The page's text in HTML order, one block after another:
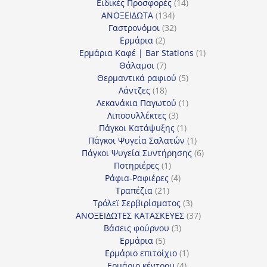
Ειδικές Προσφορές 14
ΑΝΟΞΕΙΔΩΤΑ 134134
προϊόντα
Γαστρονόμοι 3232
Ερμάρια 22
προϊόντα
Ερμάρια Καφέ | Bar Stations 11
Θάλαμοι 77
προϊόντα
Θερμαντικά ραφιού 55
Λάντζες 1818
προϊόντα
Λεκανάκια Παγωτού 11
Λιποσυλλέκτες 33
προϊόντα
Πάγκοι Κατάψυξης 11
προϊόν
Πάγκοι Ψυγεία Σαλατών 11
προϊόν
Πάγκοι Ψυγεία Συντήρησης 66
Ποτηριέρες 11
προϊόν
Ράφια-Ραφιέρες 44
Τραπέζια 2121
προϊόντα
Τρόλεϊ Σερβιρίσματος 33
προϊόντα
ΑΝΟΞΕΙΔΩΤΕΣ ΚΑΤΑΣΚΕΥΕΣ 3737
Βάσεις φούρνου 33
Ερμάρια 55
προϊόντα
Ερμάριο επιτοίχιο 11